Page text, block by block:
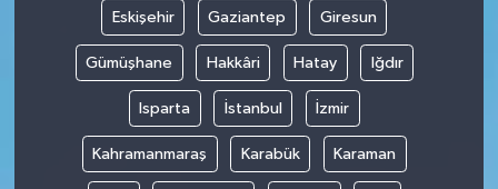
Eskişehir Gaziantep Giresun
Gümüşhane Hakkâri Hatay Iğdır
Isparta İstanbul İzmir
Kahramanmaraş Karabük Karaman